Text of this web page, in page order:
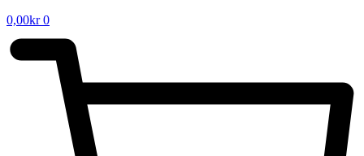
0,00kr 0